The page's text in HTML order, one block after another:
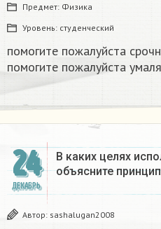
Предмет: Физика
Уровень: студенческий
помогите пожалуйста
помогите пожалуйста
24
ДЕКАБРЬ
В каких целях
объясните
Автор: sashalugan2008